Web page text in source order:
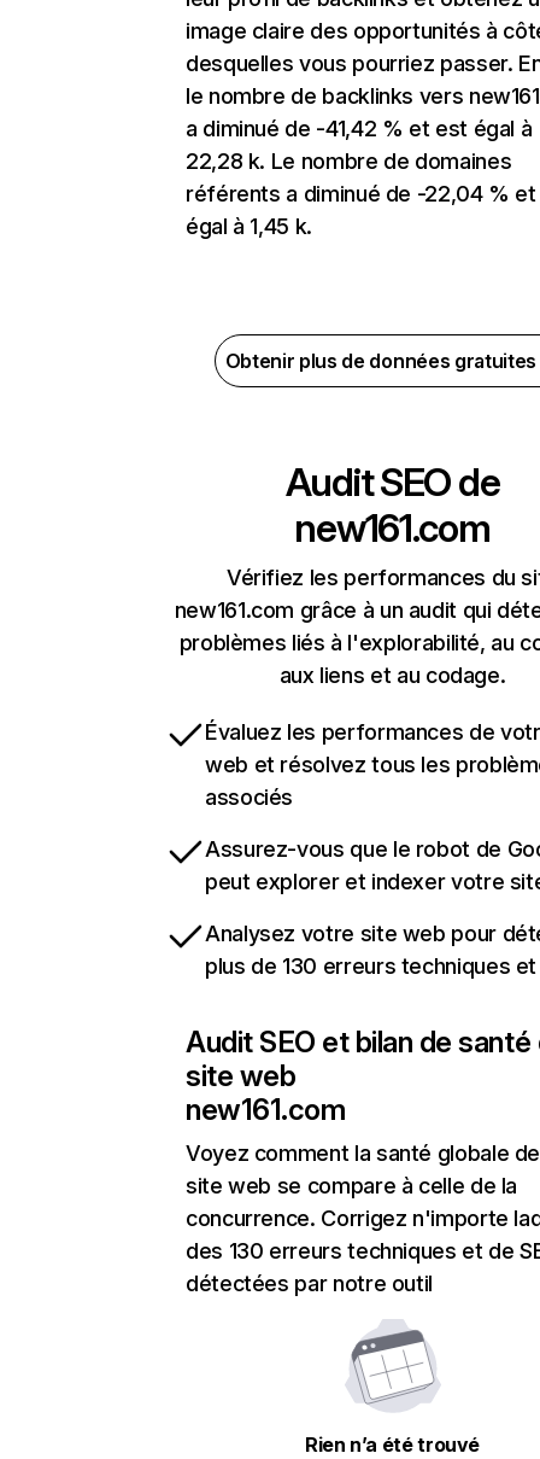
image claire des opportunités à
desquelles vous pourriez passer.
le nombre de backlinks vers
a diminué de -41,42 % et est égal à
22,28 k. Le nombre de domaines
référents a diminué de -22,04 %
égal à 1,45 k.
Obtenir plus de données
Audit SEO de
new161.com
Vérifiez les performances du
new161.com grâce à un audit qui
problèmes liés à l'explorabilité, au
aux liens et au codage.
Évaluez les performances de
web et résolvez tous les
associés
Assurez-vous que le robot de
peut explorer et indexer votre
Analysez votre site web pour
plus de 130 erreurs techniques et
Audit SEO et bilan de santé
site web
new161.com
Voyez comment la santé globale
site web se compare à celle de la
concurrence. Corrigez n'importe
des 130 erreurs techniques et de
détectées par notre outil
Rien n’a été trouvé